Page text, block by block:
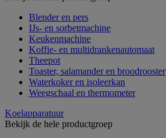
Blender en pers
IJs- en sorbetmachine
Keukenmachine
Koffie- en multidrankenautomaat
Theepot
Toaster, salamander en broodrooster
Waterkoker en isoleerkan
Weegschaal en thermometer
Koelapparatuur
Bekijk de hele productgroep